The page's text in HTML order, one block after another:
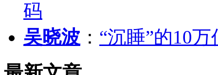
码
吴晓波 ： “沉睡”的10